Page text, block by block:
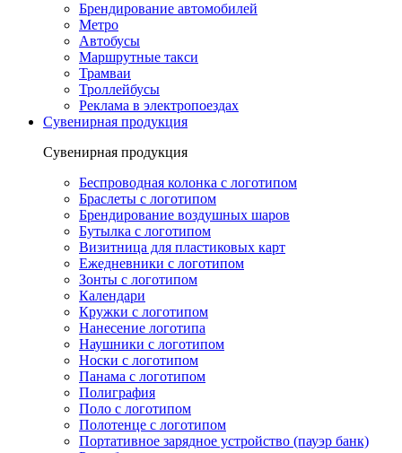
Брендирование автомобилей
Метро
Автобусы
Маршрутные такси
Трамваи
Троллейбусы
Реклама в электропоездах
Сувенирная продукция
Сувенирная продукция
Беспроводная колонка с логотипом
Браслеты с логотипом
Брендирование воздушных шаров
Бутылка с логотипом
Визитница для пластиковых карт
Ежедневники с логотипом
Зонты с логотипом
Календари
Кружки с логотипом
Нанесение логотипа
Наушники с логотипом
Носки с логотипом
Панама с логотипом
Полиграфия
Поло с логотипом
Полотенце с логотипом
Портативное зарядное устройство (пауэр банк)